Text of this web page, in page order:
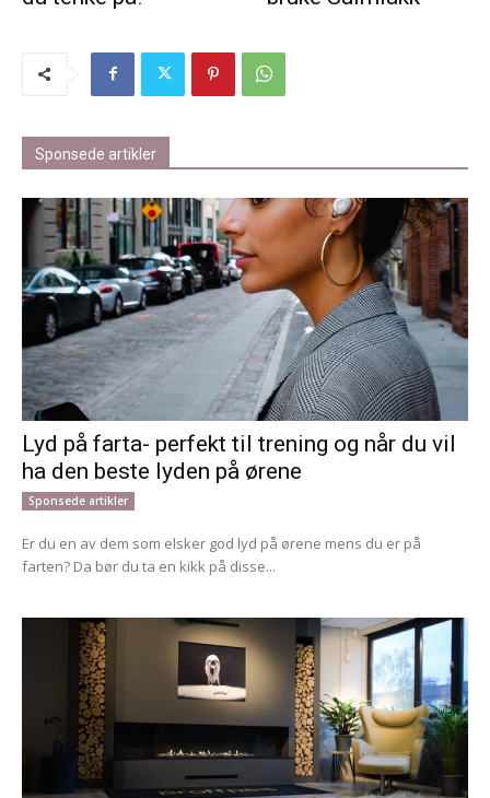
Sponsede artikler
Lyd på farta- perfekt til trening og når du vil
ha den beste lyden på ørene
Sponsede artikler
Er du en av dem som elsker god lyd på ørene mens du er på
farten? Da bør du ta en kikk på disse...